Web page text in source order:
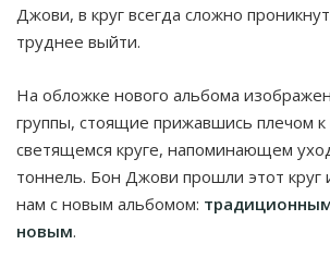
Джови, в круг всегда сложно
труднее выйти.
На обложке нового альбома
группы, стоящие прижавшись плечом к
светящемся круге, напоминающем
тоннель. Бон Джови прошли этот круг
нам с новым альбомом:
новым.